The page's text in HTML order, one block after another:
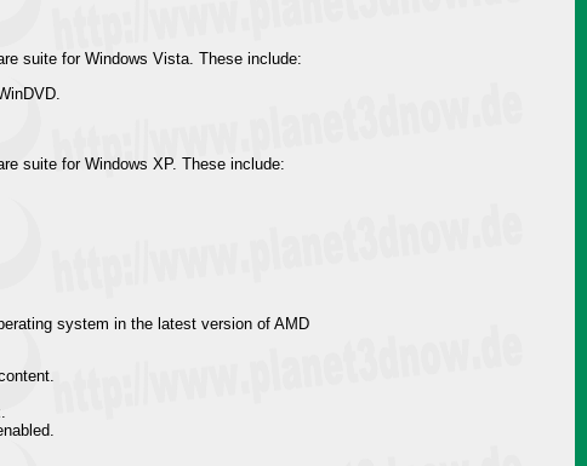
suite for Windows Vista. These include:
suite for Windows XP. These include:
system in the latest version of AMD